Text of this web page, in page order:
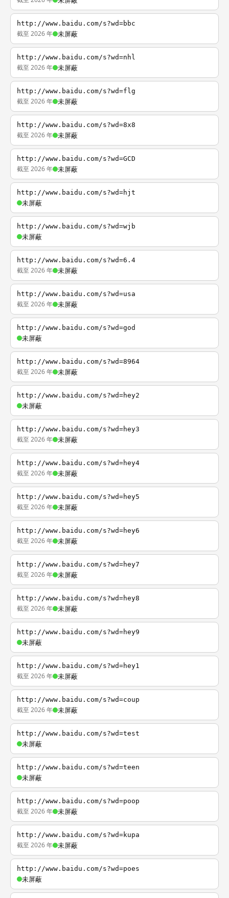
http://www.baidu.com/s?wd=bbc
截至 2026 年 未屏蔽
http://www.baidu.com/s?wd=nhl
截至 2026 年 未屏蔽
http://www.baidu.com/s?wd=flg
截至 2026 年 未屏蔽
http://www.baidu.com/s?wd=8x8
截至 2026 年 未屏蔽
http://www.baidu.com/s?wd=GCD
截至 2026 年 未屏蔽
http://www.baidu.com/s?wd=hjt
未屏蔽
http://www.baidu.com/s?wd=wjb
未屏蔽
http://www.baidu.com/s?wd=6.4
截至 2026 年 未屏蔽
http://www.baidu.com/s?wd=usa
截至 2026 年 未屏蔽
http://www.baidu.com/s?wd=god
未屏蔽
http://www.baidu.com/s?wd=8964
截至 2026 年 未屏蔽
http://www.baidu.com/s?wd=hey2
未屏蔽
http://www.baidu.com/s?wd=hey3
截至 2026 年 未屏蔽
http://www.baidu.com/s?wd=hey4
截至 2026 年 未屏蔽
http://www.baidu.com/s?wd=hey5
截至 2026 年 未屏蔽
http://www.baidu.com/s?wd=hey6
截至 2026 年 未屏蔽
http://www.baidu.com/s?wd=hey7
截至 2026 年 未屏蔽
http://www.baidu.com/s?wd=hey8
截至 2026 年 未屏蔽
http://www.baidu.com/s?wd=hey9
未屏蔽
http://www.baidu.com/s?wd=hey1
截至 2026 年 未屏蔽
http://www.baidu.com/s?wd=coup
截至 2026 年 未屏蔽
http://www.baidu.com/s?wd=test
未屏蔽
http://www.baidu.com/s?wd=teen
未屏蔽
http://www.baidu.com/s?wd=poop
截至 2026 年 未屏蔽
http://www.baidu.com/s?wd=kupa
截至 2026 年 未屏蔽
http://www.baidu.com/s?wd=poes
未屏蔽